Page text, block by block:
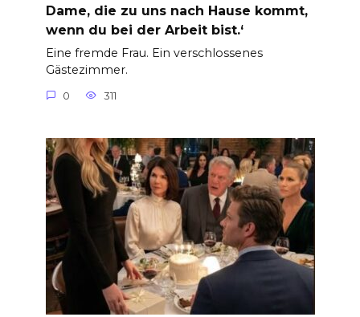
Dame, die zu uns nach Hause kommt,
wenn du bei der Arbeit bist.‘
Eine fremde Frau. Ein verschlossenes
Gästezimmer.
0 311